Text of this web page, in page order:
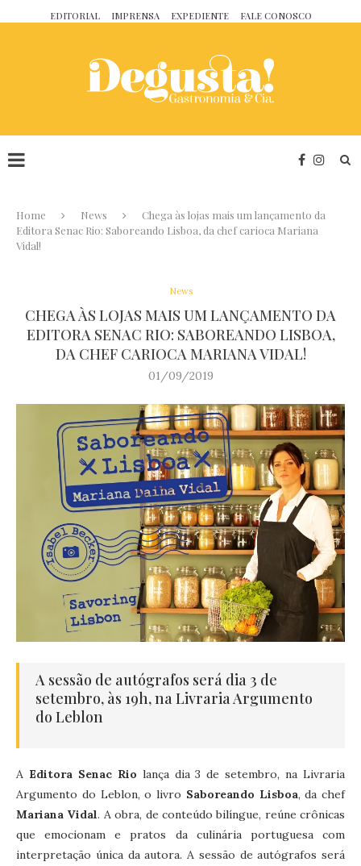
EDITORIAL IMPRENSA EXPEDIENTE FALE CONOSCO
Home News
Chega às lojas mais um lançamento da
Editora Senac Rio: Saboreando Lisboa, da chef carioca Mariana
Vidal!
News
CHEGA ÀS LOJAS MAIS UM LANÇAMENTO DA
EDITORA SENAC RIO: SABOREANDO LISBOA,
DA CHEF CARIOCA MARIANA VIDAL!
01/09/2019
A sessão de autógrafos será dia 3 de
setembro, às 19h, na Livraria Argumento
do Leblon
A Editora Senac Rio lança dia 3 de setembro, na Livraria
Argumento do Leblon, o livro Saboreando Lisboa, da chef
Mariana Vidal. A obra, de conteúdo bilíngue, reúne crônicas
que emocionam e pratos da culinária portuguesa com
interpretação única da autora. A sessão de autógrafos será